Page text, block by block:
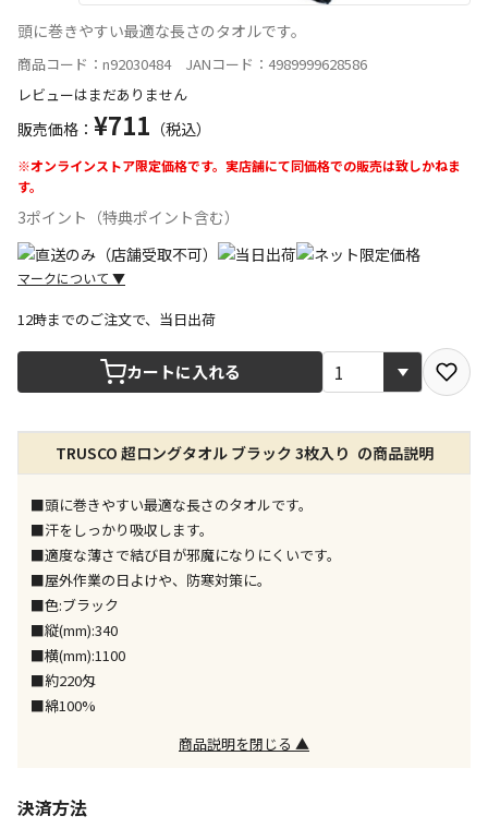
頭に巻きやすい最適な長さのタオルです。
商品コード：n92030484 JANコード：4989999628586
レビューはまだありません
販売価格： ¥711 （税込）
※オンラインストア限定価格です。実店舗にて同価格での販売は致しかねま
す。
3ポイント（特典ポイント含む）
マークについて ▼
宅配や店舗受取を選択できる商品です
店舗のみで受取できる商品です（宅配便でのお届けが
できません）
※同時購入の商品は、全て同じ店舗での受取となりま
す
特定の店舗のみで受取ができる商品です（宅配便での
お届けができません）
※同時購入の商品は、全て同じ店舗での受取となりま
す
委託業者によりお届けする商品です
※電話注文はできません。
12時までのご注文で、当日出荷
カートに入れる
TRUSCO 超ロングタオル ブラック 3枚入り の商品説明
■頭に巻きやすい最適な長さのタオルです。
■汗をしっかり吸収します。
■適度な薄さで結び目が邪魔になりにくいです。
■屋外作業の日よけや、防寒対策に。
■色:ブラック
■縦(mm):340
■横(mm):1100
■約220匁
■綿100%
商品説明を閉じる ▲
決済方法